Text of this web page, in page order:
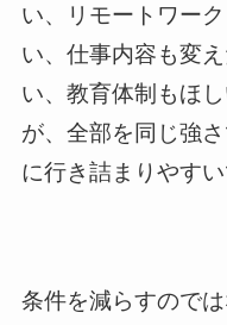
い、リモートワー
い、仕事内容も変
い、教育体制もほ
が、全部を同じ強
に行き詰まりやすい
条件を減らすので